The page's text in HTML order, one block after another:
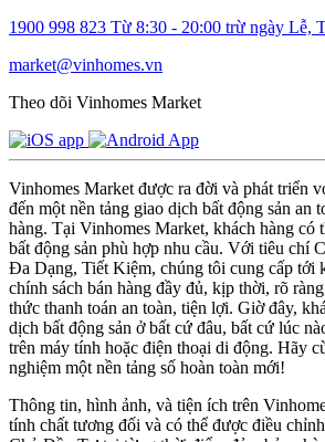
1900 998 823 Từ 8:30 - 20:00 trừ ngày Lễ,
market@vinhomes.vn
Theo dõi Vinhomes Market
Vinhomes Market được ra đời và phát triển
đến một nền tảng giao dịch bất động sản an
hàng. Tại Vinhomes Market, khách hàng có
bất động sản phù hợp nhu cầu. Với tiêu chí
Đa Dạng, Tiết Kiệm, chúng tôi cung cấp tới
chính sách bán hàng đầy đủ, kịp thời, rõ
thức thanh toán an toàn, tiện lợi. Giờ đây,
dịch bất động sản ở bất cứ đâu, bất cứ lúc
trên máy tính hoặc điện thoại di động. Hãy
nghiệm một nền tảng số hoàn toàn mới!
Thông tin, hình ảnh, và tiện ích trên
tính chất tương đối và có thể được điều